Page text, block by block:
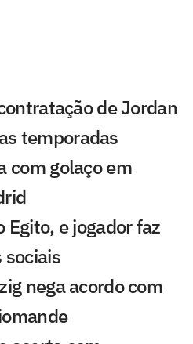
de Jordan
temporadas
com golaço em
e jogador faz
sociais
nega acordo com